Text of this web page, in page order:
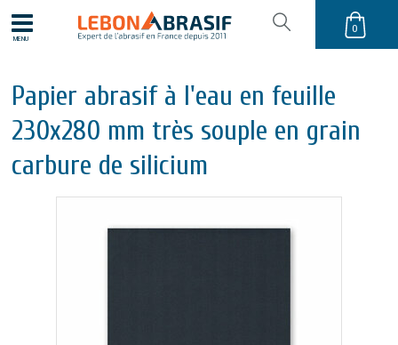
MENU
0
Papier abrasif à l'eau en feuille
230x280 mm très souple en grain
carbure de silicium